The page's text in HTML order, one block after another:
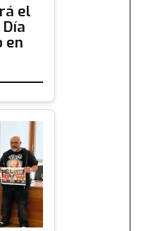
el
en